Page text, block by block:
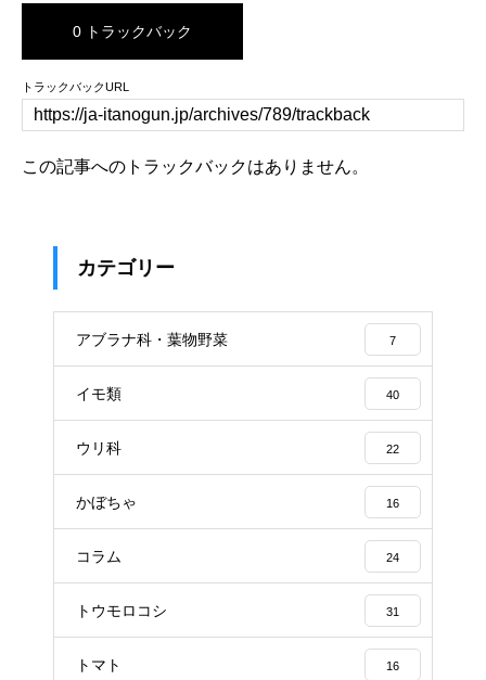
0 トラックバック
トラックバックURL
この記事へのトラックバックはありません。
カテゴリー
アブラナ科・葉物野菜 7
イモ類 40
ウリ科 22
かぼちゃ 16
コラム 24
トウモロコシ 31
トマト 16